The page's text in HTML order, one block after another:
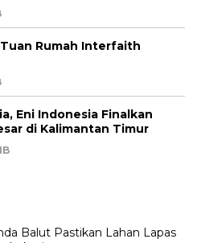
Rumah Interfaith
Eni Indonesia Finalkan
di Kalimantan Timur